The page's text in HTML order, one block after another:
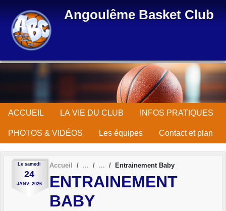
Angoulême Basket Club
ACCUEIL LA VIE DU CLUB INFOS PRATIQUES
PHOTOS & VIDÉOS Les équipes Contact et plan
Le samedi
24
JANV. 2026
Accueil Entrainement Baby
ENTRAINEMENT
BABY